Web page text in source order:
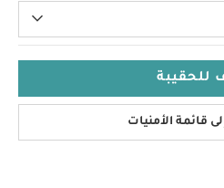
للحقيبة
قائمة الأمنيات